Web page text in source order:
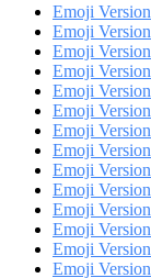
Emoji
Emoji
Emoji
Emoji
Emoji
Emoji
Emoji
Emoji
Emoji
Emoji
Emoji
Emoji
Emoji
Emoji